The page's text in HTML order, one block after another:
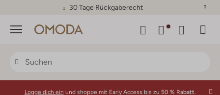
30 Tage Rückgaberecht
Menü
Logge dich ein und shoppe mit Early Access bis zu 50 % Rabatt.